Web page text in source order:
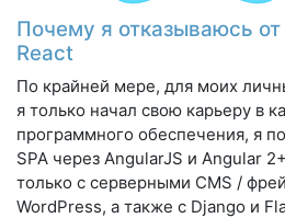
Почему я отказываюсь
React
По крайней мере, для моих
я только начал свою карьеру в
программного обеспечения, я
SPA через AngularJS и Angular
только с серверными CMS /
WordPress, а также с Django и